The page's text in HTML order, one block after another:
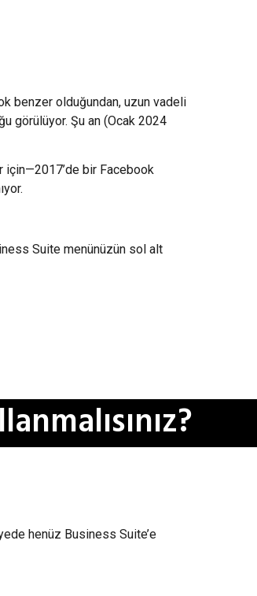
benzer olduğundan, uzun vadeli
görülüyor. Şu an (Ocak 2024
için—2017’de bir Facebook
Suite menünüzün sol alt
henüz Business Suite’e